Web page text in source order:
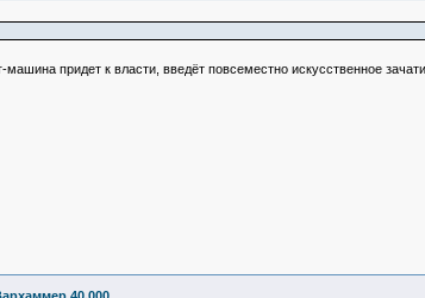
машина придет к власти, введёт повсеместно искусственное